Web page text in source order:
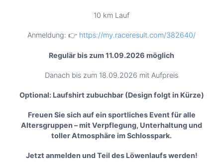
10 km Lauf
Anmeldung: 👉 https://my.raceresult.com/382640/
Regulär bis zum 11.09.2026 möglich
Danach bis zum 18.09.2026 mit Aufpreis
Optional: Laufshirt zubuchbar (Design folgt in Kürze)
Freuen Sie sich auf ein sportliches Event für alle
Altersgruppen – mit Verpflegung, Unterhaltung und
toller Atmosphäre im Schlosspark.
Jetzt anmelden und Teil des Löwenlaufs werden!